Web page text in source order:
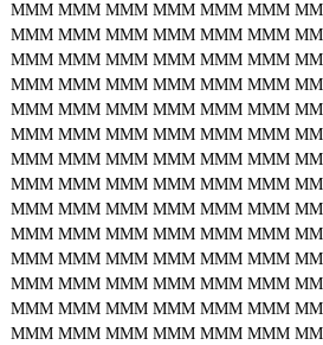
MMM MMM MMM MMM MMM MMM
MMM MMM MMM MMM MMM MMM
MMM MMM MMM MMM MMM MMM
MMM MMM MMM MMM MMM MMM
MMM MMM MMM MMM MMM MMM
MMM MMM MMM MMM MMM MMM
MMM MMM MMM MMM MMM MMM
MMM MMM MMM MMM MMM MMM
MMM MMM MMM MMM MMM MMM
MMM MMM MMM MMM MMM MMM
MMM MMM MMM MMM MMM MMM
MMM MMM MMM MMM MMM MMM
MMM MMM MMM MMM MMM MMM
MMM MMM MMM MMM MMM MMM